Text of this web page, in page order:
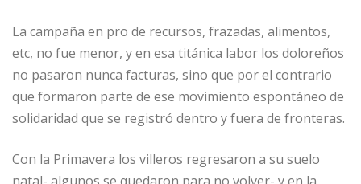
La campaña en pro de recursos, frazadas, alimentos,
etc, no fue menor, y en esa titánica labor los doloreños
no pasaron nunca facturas, sino que por el contrario
que formaron parte de ese movimiento espontáneo de
solidaridad que se registró dentro y fuera de fronteras.
Con la Primavera los villeros regresaron a su suelo